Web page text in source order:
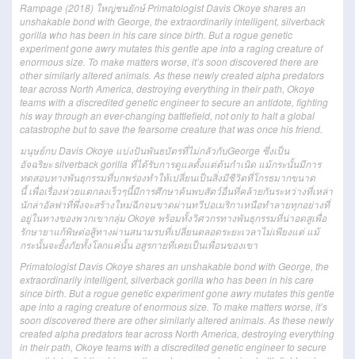
Rampage (2018) ใหญ่ชนยักษ์Primatologist Davis Okoye shares an
unshakable bond with George, the extraordinarily intelligent, silverback
gorilla who has been in his care since birth. But a rogue genetic
experiment gone awry mutates this gentle ape into a raging creature of
enormous size. To make matters worse, it’s soon discovered there are
other similarly altered animals. As these newly created alpha predators
tear across North America, destroying everything in their path, Okoye
teams with a discredited genetic engineer to secure an antidote, fighting
his way through an ever-changing battlefield, not only to halt a global
catastrophe but to save the fearsome creature that was once his friend.
มนุษย์กบ Davis Okoye แบ่งปันพันธบัตรที่ไม่กลัวกับGeorge ซึ่งเป็น
อัจฉริยะsilverback gorilla ที่ได้รับการดูแลตั้งแต่ต้นกำเนิด แม้กระนั้นมีการ
ทดสอบทางพันธุกรรมที่บกพร่องทำให้เปลี่ยนเป็นสิ่งมีชีวิตที่โกรธมากขนาด
นี้ เพื่อเรื่องห่วยแตกลงเร็วๆนี้มีการศึกษาค้นพบสัตว์อื่นที่คล้ายกันระหว่างที่เหล่า
นักล่าอัลฟาที่พึ่งจะสร้างใหม่ฉีกจนขาดผ่านทวีปอเมริกาเหนือทำลายทุกอย่างที่
อยู่ในทางของพวกเขากลุ่มOkoye พร้อมทั้งวิศวกรทางพันธุกรรมที่น่าอดสูเพื่อ
รักษายาแก้พิษต่อสู้ทางผ่านสนามรบที่เปลี่ยนตลอดระยะเวลาไม่เพียงแต่ แม้
กระนั้นจะยั้งภัยทั้งโลกแค่นั้น อสูรกายที่เคยเป็นเพื่อนของเขา
Primatologist Davis Okoye shares an unshakable bond with George, the
extraordinarily intelligent, silverback gorilla who has been in his care
since birth. But a rogue genetic experiment gone awry mutates this gentle
ape into a raging creature of enormous size. To make matters worse, it’s
soon discovered there are other similarly altered animals. As these newly
created alpha predators tear across North America, destroying everything
in their path, Okoye teams with a discredited genetic engineer to secure